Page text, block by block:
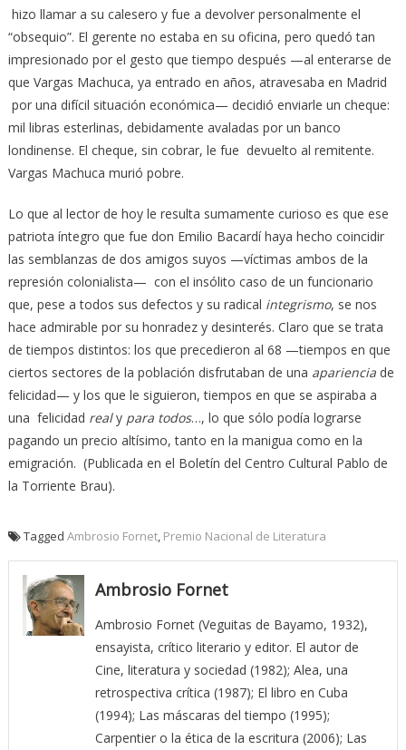
hizo llamar a su calesero y fue a devolver personalmente el
“obsequio”. El gerente no estaba en su oficina, pero quedó tan
impresionado por el gesto que tiempo después —al enterarse de
que Vargas Machuca, ya entrado en años, atravesaba en Madrid
por una difícil situación económica— decidió enviarle un cheque:
mil libras esterlinas, debidamente avaladas por un banco
londinense. El cheque, sin cobrar, le fue devuelto al remitente.
Vargas Machuca murió pobre.
Lo que al lector de hoy le resulta sumamente curioso es que ese
patriota íntegro que fue don Emilio Bacardí haya hecho coincidir
las semblanzas de dos amigos suyos —víctimas ambos de la
represión colonialista— con el insólito caso de un funcionario
que, pese a todos sus defectos y su radical integrismo, se nos
hace admirable por su honradez y desinterés. Claro que se trata
de tiempos distintos: los que precedieron al 68 —tiempos en que
ciertos sectores de la población disfrutaban de una aparienciade
felicidad— y los que le siguieron, tiempos en que se aspiraba a
una felicidad realy para todos…, lo que sólo podía lograrse
pagando un precio altísimo, tanto en la manigua como en la
emigración. (Publicada en el Boletín del Centro Cultural Pablo de
la Torriente Brau).
Tagged Ambrosio Fornet, Premio Nacional de Literatura
Ambrosio Fornet
Ambrosio Fornet (Veguitas de Bayamo, 1932),
ensayista, crítico literario y editor. El autor de
Cine, literatura y sociedad (1982); Alea, una
retrospectiva crítica (1987); El libro en Cuba
(1994); Las máscaras del tiempo (1995);
Carpentier o la ética de la escritura (2006); Las